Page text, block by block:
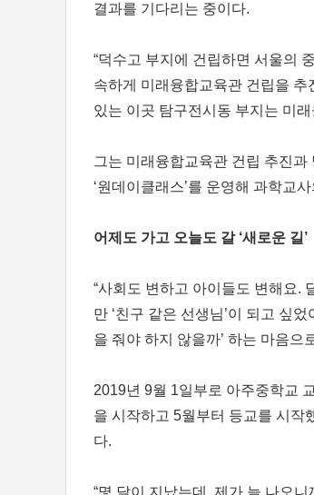
결과를 기다리는 중이다.
“덕수고 부지에 건립하면 서울의
속하게 미래융합교육관 건립을
있는 이곳 탐구전시동 부지는 미
그는 미래융합교육관 건립 추진
‘원데이클래스’를 운영해 과학교
어제도 가고 오늘도 갈 ‘새로운 길’
“사회도 변하고 아이들도 변해요.
만 ‘친구 같은 선생님’이 되고 싶
을 줘야 하지 않을까’ 하는 마음으
2019년 9월 1일부로 아주중학교
을 시작하고 5월부터 등교를 시작
다.
“몇 달이 지났는데, 제가 늘 나오